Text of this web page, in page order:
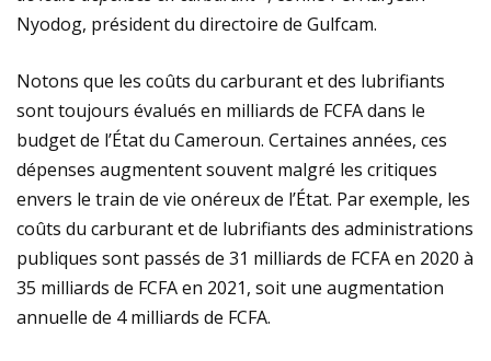
Nyodog, président du directoire de Gulfcam.
Notons que les coûts du carburant et des lubrifiants
sont toujours évalués en milliards de FCFA dans le
budget de l’État du Cameroun. Certaines années, ces
dépenses augmentent souvent malgré les critiques
envers le train de vie onéreux de l’État. Par exemple, les
coûts du carburant et de lubrifiants des administrations
publiques sont passés de 31 milliards de FCFA en 2020 à
35 milliards de FCFA en 2021, soit une augmentation
annuelle de 4 milliards de FCFA.